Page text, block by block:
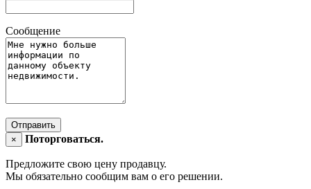
Сообщение
Отправить
×
Поторговаться.
Предложите свою цену продавцу.
Мы обязательно сообщим вам о его решении.